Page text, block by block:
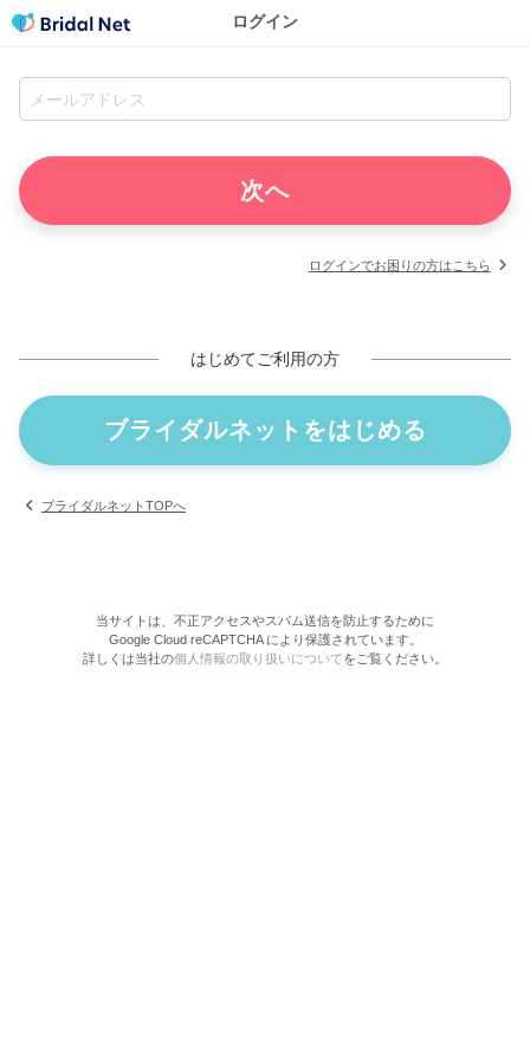
ログイン
ログインでお困りの方はこちら
はじめてご利用の方
ブライダルネットをはじめる
ブライダルネットTOPへ
当サイトは、不正アクセスやスパム送信を防止するために
Google Cloud reCAPTCHA により保護されています。
詳しくは当社の個人情報の取り扱いについてをご覧ください。